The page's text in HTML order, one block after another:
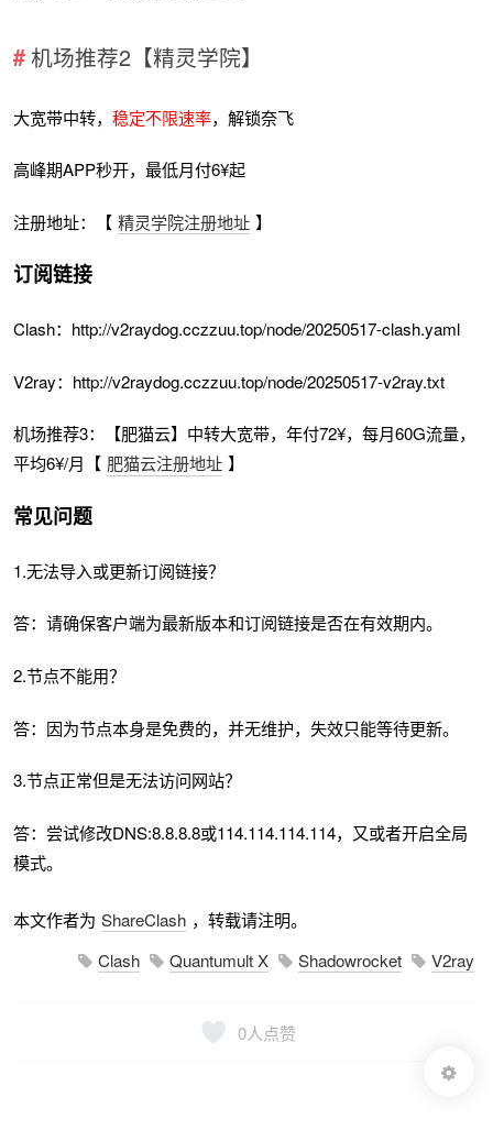
机场推荐2【精灵学院】
大宽带中转，稳定不限速率，解锁奈飞
高峰期APP秒开，最低月付6¥起
注册地址：【 精灵学院注册地址 】
订阅链接
Clash：http://v2raydog.cczzuu.top/node/20250517-clash.yaml
V2ray：http://v2raydog.cczzuu.top/node/20250517-v2ray.txt
机场推荐3：【肥猫云】中转大宽带，年付72¥，每月60G流量，
平均6¥/月【 肥猫云注册地址 】
常见问题
1.无法导入或更新订阅链接？
答：请确保客户端为最新版本和订阅链接是否在有效期内。
2.节点不能用？
答：因为节点本身是免费的，并无维护，失效只能等待更新。
3.节点正常但是无法访问网站？
答：尝试修改DNS:8.8.8.8或114.114.114.114，又或者开启全局
模式。
本文作者为 ShareClash ，转载请注明。
Clash
Quantumult X Shadowrocket V2ray
0人点赞